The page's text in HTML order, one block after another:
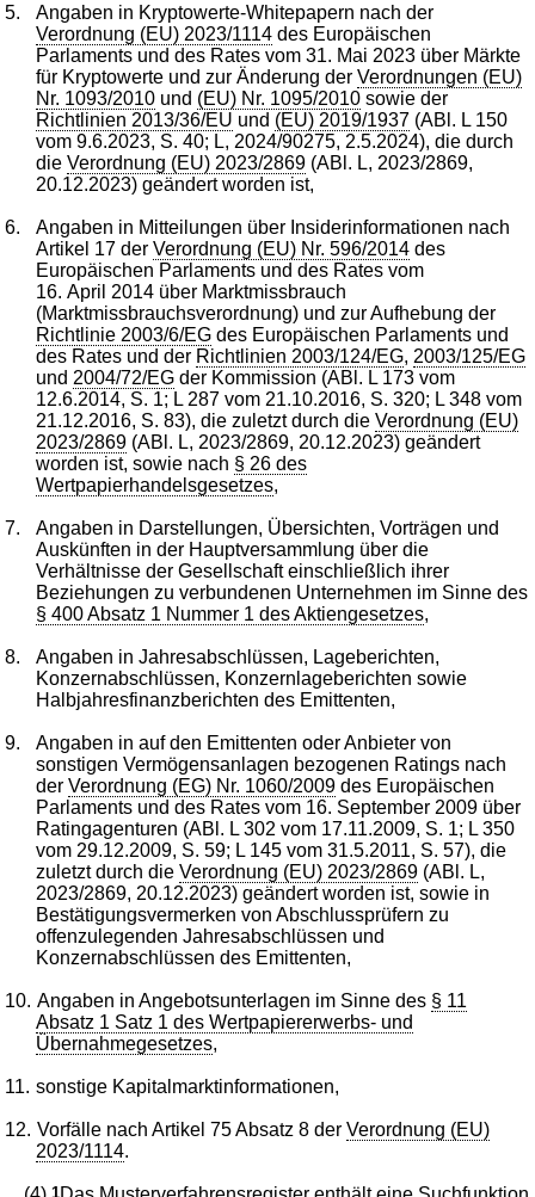
5.
Angaben in Kryptowerte-Whitepapern nach der
Verordnung (EU) 2023/1114 des Europäischen
Parlaments und des Rates vom 31. Mai 2023 über Märkte
für Kryptowerte und zur Änderung derVerordnungen (EU)
Nr. 1093/2010 und (EU) Nr. 1095/2010 sowie der
Richtlinien 2013/36/EU und (EU) 2019/1937 (ABl. L 150
vom 9.6.2023, S. 40; L, 2024/90275, 2.5.2024), die durch
dieVerordnung (EU) 2023/2869 (ABl. L, 2023/2869,
20.12.2023) geändert worden ist,
6.
Angaben in Mitteilungen über Insiderinformationen nach
Artikel 17 derVerordnung (EU) Nr. 596/2014 des
Europäischen Parlaments und des Rates vom
16. April 2014 über Marktmissbrauch
(Marktmissbrauchsverordnung) und zur Aufhebung der
Richtlinie 2003/6/EG des Europäischen Parlaments und
des Rates und der Richtlinien 2003/124/EG, 2003/125/EG
und 2004/72/EG der Kommission (ABl. L 173 vom
12.6.2014, S. 1; L 287 vom 21.10.2016, S. 320; L 348 vom
21.12.2016, S. 83), die zuletzt durch dieVerordnung (EU)
2023/2869 (ABl. L, 2023/2869, 20.12.2023) geändert
worden ist, sowie nach § 26 des
Wertpapierhandelsgesetzes,
7.
Angaben in Darstellungen, Übersichten, Vorträgen und
Auskünften in der Hauptversammlung über die
Verhältnisse der Gesellschaft einschließlich ihrer
Beziehungen zu verbundenen Unternehmen im Sinne des
§ 400 Absatz 1 Nummer 1 des Aktiengesetzes,
8.
Angaben in Jahresabschlüssen, Lageberichten,
Konzernabschlüssen, Konzernlageberichten sowie
Halbjahresfinanzberichten des Emittenten,
9.
Angaben in auf den Emittenten oder Anbieter von
sonstigen Vermögensanlagen bezogenen Ratings nach
derVerordnung (EG) Nr. 1060/2009 des Europäischen
Parlaments und des Rates vom 16. September 2009 über
Ratingagenturen (ABl. L 302 vom 17.11.2009, S. 1; L 350
vom 29.12.2009, S. 59; L 145 vom 31.5.2011, S. 57), die
zuletzt durch dieVerordnung (EU) 2023/2869 (ABl. L,
2023/2869, 20.12.2023) geändert worden ist, sowie in
Bestätigungsvermerken von Abschlussprüfern zu
offenzulegenden Jahresabschlüssen und
Konzernabschlüssen des Emittenten,
10. Angaben in Angebotsunterlagen im Sinne des § 11
Absatz 1 Satz 1 des Wertpapiererwerbs- und
Übernahmegesetzes,
11. sonstige Kapitalmarktinformationen,
12. Vorfälle nach Artikel 75 Absatz 8 derVerordnung (EU)
2023/1114.
1